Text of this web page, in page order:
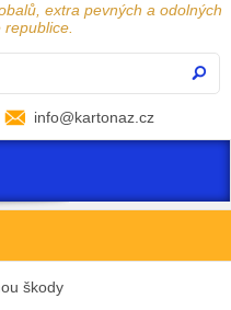
extra pevných a odolných
info@kartonaz.cz
škody